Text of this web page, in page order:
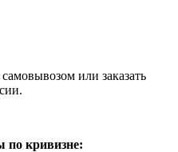
или заказать
по кривизне: